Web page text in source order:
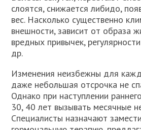
слоятся, снижается либидо,
вес. Насколько существенно
внешности, зависит от образа
вредных привычек,
др.
Изменения неизбежны для
даже небольшая отсрочка не
Однако при наступлении
30, 40 лет вызывать месячные
Специалисты назначают